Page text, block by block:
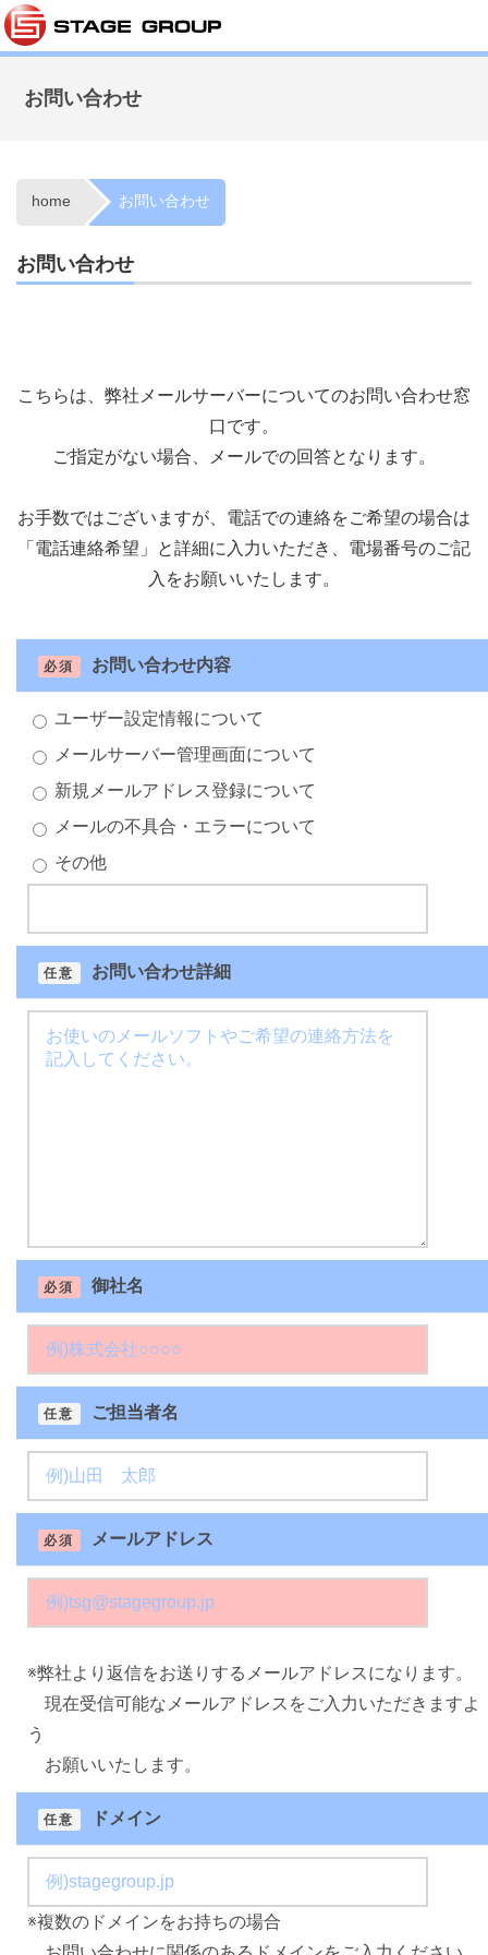
お問い合わせ
home お問い合わせ
お問い合わせ
こちらは、弊社メールサーバーについてのお問い合わせ窓
口です。
ご指定がない場合、メールでの回答となります。
お手数ではございますが、電話での連絡をご希望の場合は
「電話連絡希望」と詳細に入力いただき、電場番号のご記
入をお願いいたします。
必須 お問い合わせ内容
ユーザー設定情報について
メールサーバー管理画面について
新規メールアドレス登録について
メールの不具合・エラーについて
その他
任意 お問い合わせ詳細
必須 御社名
任意 ご担当者名
必須 メールアドレス
※弊社より返信をお送りするメールアドレスになります。
現在受信可能なメールアドレスをご入力いただきますよ
う
お願いいたします。
任意 ドメイン
※複数のドメインをお持ちの場合